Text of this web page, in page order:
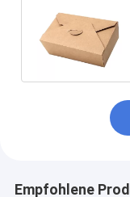
Empfohlene